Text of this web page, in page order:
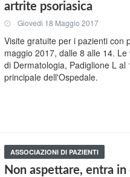
artrite psoriasica
Giovedi 18 Maggio 2017
Visite gratuite per i pazienti con
maggio 2017, dalle 8 alle 14.
di Dermatologia, Padiglione L
principale dell'Ospedale.
ASSOCIAZIONI DI PAZIENTI
Non aspettare, entra